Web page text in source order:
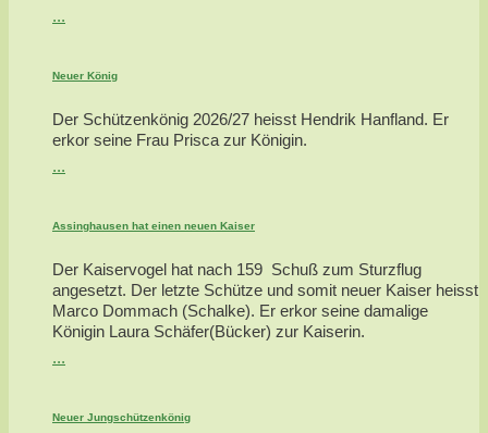
...
Neuer König
Der Schützenkönig 2026/27 heisst Hendrik Hanfland. Er
erkor seine Frau Prisca zur Königin.
...
Assinghausen hat einen neuen Kaiser
Der Kaiservogel hat nach 159 Schuß zum Sturzflug
angesetzt. Der letzte Schütze und somit neuer Kaiser heisst
Marco Dommach (Schalke). Er erkor seine damalige
Königin Laura Schäfer(Bücker) zur Kaiserin.
...
Neuer Jungschützenkönig